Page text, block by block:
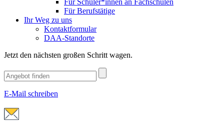
Für Schüler*innen an Fachschulen
Für Berufstätige
Ihr Weg zu uns
Kontaktformular
DAA-Standorte
Jetzt den nächsten großen Schritt wagen.
E-Mail schreiben